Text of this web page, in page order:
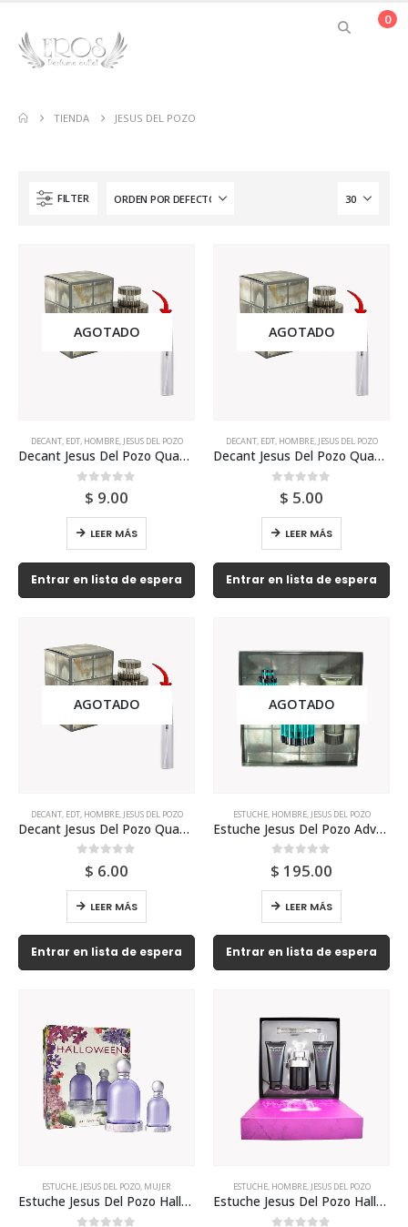
0
TIENDA JESUS DEL POZO
FILTER
AGOTADO
DECANT, EDT, HOMBRE, JESUS DEL POZO
Decant Jesus Del Pozo Quasar 10ml Para Hombre
out of 5
$ 9.00
LEER MÁS
Entrar en lista de espera
AGOTADO
DECANT, EDT, HOMBRE, JESUS DEL POZO
Decant Jesus Del Pozo Quasar 3ml Para Hombre
out of 5
$ 5.00
LEER MÁS
Entrar en lista de espera
AGOTADO
DECANT, EDT, HOMBRE, JESUS DEL POZO
Decant Jesus Del Pozo Quasar 5ml Para Hombre
out of 5
$ 6.00
LEER MÁS
Entrar en lista de espera
AGOTADO
ESTUCHE, HOMBRE, JESUS DEL POZO
Estuche Jesus Del Pozo Adventure Quasar 75ml Para Hombre
0 out of 5
$ 195.00
LEER MÁS
Entrar en lista de espera
ESTUCHE, JESUS DEL POZO, MUJER
Estuche Jesus Del Pozo Halloween 100ml Y Perfume
ESTUCHE, HOMBRE, JESUS DEL POZO
Estuche Jesus Del Pozo Halloween 125ml Para Hombre